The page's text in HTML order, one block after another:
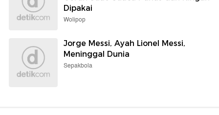
Dipakai
Wolipop
Jorge Messi, Ayah Lionel Messi,
Meninggal Dunia
Sepakbola